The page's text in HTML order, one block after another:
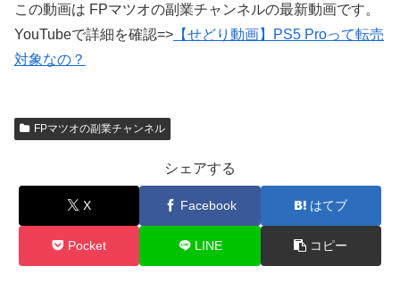
この動画は FPマツオの副業チャンネルの最新動画です。
YouTubeで詳細を確認=> 【せどり動画】PS5 Proって転売
対象なの？
FPマツオの副業チャンネル
シェアする
X Facebook はてブ
Pocket LINE コピー